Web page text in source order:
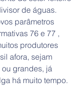
de águas.
parâmetros
76 e 77 ,
produtores
afora, sejam
grandes, já
há muito tempo.